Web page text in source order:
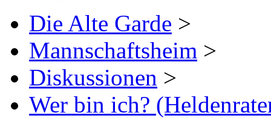
Die Alte Garde >
Mannschaftsheim >
Diskussionen >
Wer bin ich?